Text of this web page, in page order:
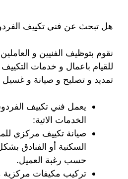
هل تبحث عن فني تكييف
نقوم بتوظيف الفنيين و
للقيام باعمال و خدمات
تمديد و تصليح و صيانة و
يعمل فني تكييف
الخدمات الاتية:
صيانة تكييف مركزي
السكنية أو الفنادق
حسب رغبة العميل.
تركيب مكيفات مركزية